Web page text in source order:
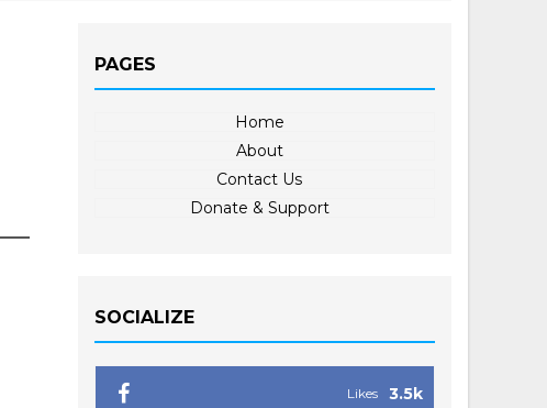
PAGES
Home
About
Contact Us
Donate & Support
SOCIALIZE
3.5k
Likes